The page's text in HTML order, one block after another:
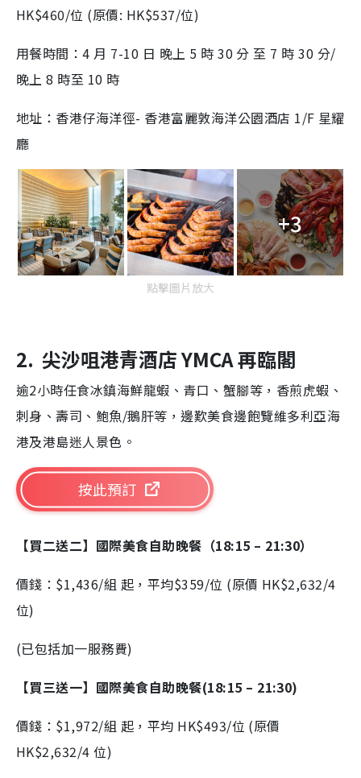
HK$460/位 (原價: HK$537/位)
用餐時間：4 月 7-10 日 晚上 5 時 30 分 至 7 時 30 分/
晚上 8 時至 10 時
地址：香港仔海洋徑- 香港富麗敦海洋公園酒店 1/F 星耀
廳
+3
點擊圖片放大
2. 尖沙咀港青酒店 YMCA 再臨閣
逾2小時任食冰鎮海鮮龍蝦、青口、蟹腳等，香煎虎蝦、
刺身、壽司、鮑魚/鵝肝等，邊歎美食邊飽覽維多利亞海
港及港島迷人景色。
按此預訂
【買二送二】國際美食自助晚餐（18:15 – 21:30）
價錢：$1,436/組 起，平均$359/位 (原價 HK$2,632/4
位)
(已包括加一服務費)
【買三送一】國際美食自助晚餐(18:15 – 21:30)
價錢：$1,972/組 起，平均 HK$493/位 (原價
HK$2,632/4 位)